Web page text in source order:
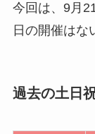
今回は、9月
日の開催はな
過去の土日